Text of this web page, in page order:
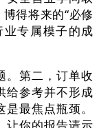
得将来的“必修
业专属模子的成
第二，订单收
给参考并不形成
最焦点瓶颈。